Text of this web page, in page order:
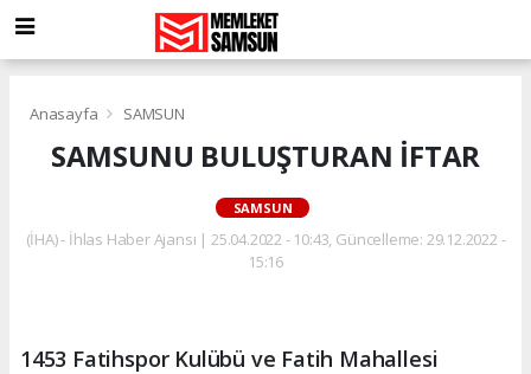
Anasayfa SAMSUN
SAMSUNU BULUŞTURAN İFTAR
SAMSUN
(İHA) - İhlas Haber Ajansı | 25.04.2022 - 10:43, Güncelleme: 29.12.2022 -
15:16
1453 Fatihspor Kulübü ve Fatih Mahallesi